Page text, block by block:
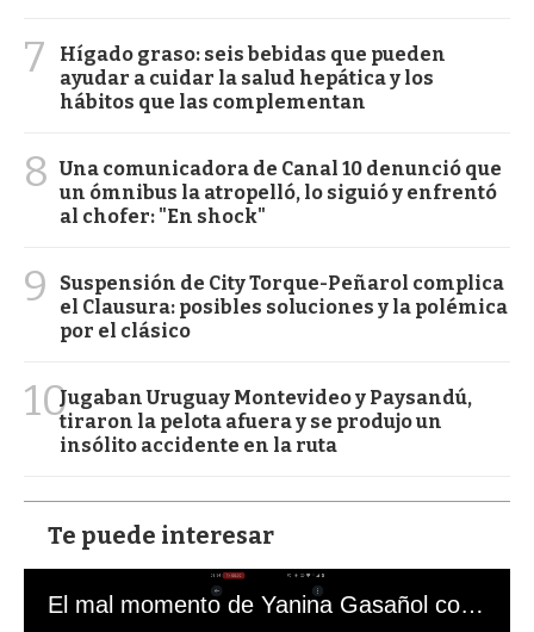
7
Hígado graso: seis bebidas que pueden
ayudar a cuidar la salud hepática y los
hábitos que las complementan
8 Una comunicadora de Canal 10 denunció que
un ómnibus la atropelló, lo siguió y enfrentó
al chofer: "En shock"
9
Suspensión de City Torque-Peñarol complica
el Clausura: posibles soluciones y la polémica
por el clásico
10Jugaban Uruguay Montevideo y Paysandú,
tiraron la pelota afuera y se produjo un
insólito accidente en la ruta
Te puede interesar
El mal momento de Yanina Gasañol con un hincha argentino en "Subrayado"